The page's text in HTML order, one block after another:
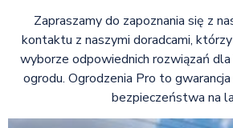
Zapraszamy do zapoznania się z
kontaktu z naszymi doradcami,
wyborze odpowiednich rozwiązań
ogrodu. Ogrodzenia Pro to
bezpieczeństwa na